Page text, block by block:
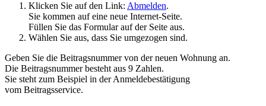
Klicken Sie auf den Link: Abmelden.
Sie kommen auf eine neue Internet-Seite.
Füllen Sie das Formular auf der Seite aus.
Wählen Sie aus, dass Sie umgezogen sind.
Geben Sie die Beitragsnummer von der neuen Wohnung an.
Die Beitragsnummer besteht aus 9 Zahlen.
Sie steht zum Beispiel in der Anmeldebestätigung
vom Beitragsservice.